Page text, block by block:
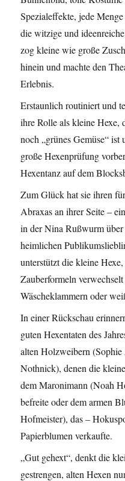
Spezialeffekte, jede
die witzige und
zog kleine wie große
hinein und machte den
Erlebnis.
Erstaunlich routiniert und
ihre Rolle als kleine Hexe,
noch „grünes Gemüse“ ist
große Hexenprüfung
Hexentanz auf dem
Zum Glück hat sie ihren
Abraxas an ihrer Seite –
in der Nina Rußwurm
heimlichen
unterstützt die kleine
Zauberformeln
Wäscheklammern oder
In einer Rückschau
guten Hexentaten des
alten Holzweibern
Nothnick), denen die
dem Maronimann (Noah
befreite oder dem armen
Hofmeister), das –
Papierblumen verkaufte.
„Gut gehext“, denkt die
gestrengen, alten Hexen